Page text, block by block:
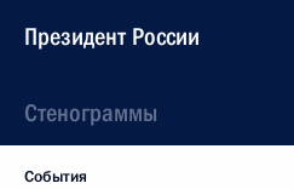
Президент России
Стенограммы
События